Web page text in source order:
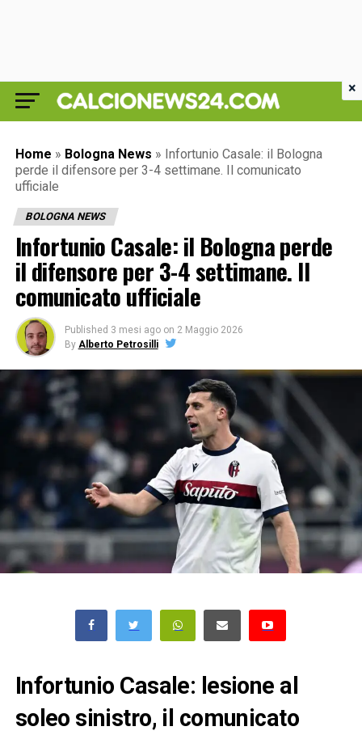
Home » Bologna News » Infortunio Casale: il Bologna
perde il difensore per 3-4 settimane. Il comunicato
ufficiale
BOLOGNA NEWS
Infortunio Casale: il Bologna perde
il difensore per 3-4 settimane. Il
comunicato ufficiale
Published 3 mesi ago on 2 Maggio 2026
By Alberto Petrosilli
Infortunio Casale: lesione al
soleo sinistro, il comunicato
×